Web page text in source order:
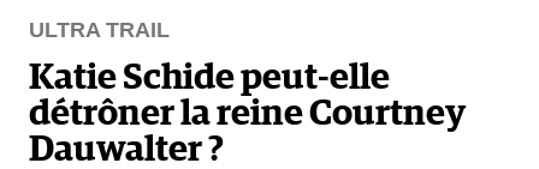
ULTRA TRAIL
Katie Schide peut-elle
détrôner la reine Courtney
Dauwalter ?